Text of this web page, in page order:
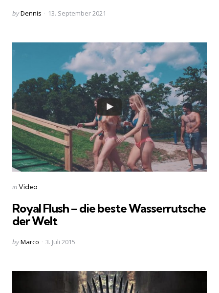
Posted
byDennis 13. September 2021
Categories
Posted
inVideo
Royal Flush – die beste Wasserrutsche
der Welt
Posted
byMarco 3. Juli 2015